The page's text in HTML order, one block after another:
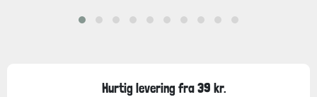
Hurtig levering fra 39 kr.